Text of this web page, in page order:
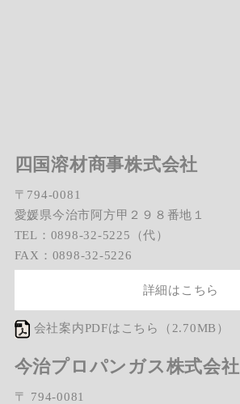
四国溶材商事株式会社
〒794-0081
愛媛県今治市阿方甲２９８番地１
TEL：0898-32-5225（代）
FAX：0898-32-5226
詳細はこちら
会社案内PDFはこちら（2.70MB）
今治プロパンガス株式会社
〒 794-0081